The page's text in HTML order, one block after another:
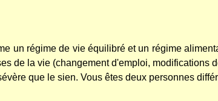
un régime de vie équilibré et un régime
de la vie (changement d'emploi, modifications
que le sien. Vous êtes deux personnes